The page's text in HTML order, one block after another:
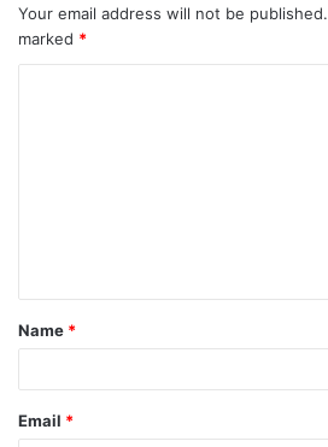
Your email address will not be published.
marked *
Name *
Email *